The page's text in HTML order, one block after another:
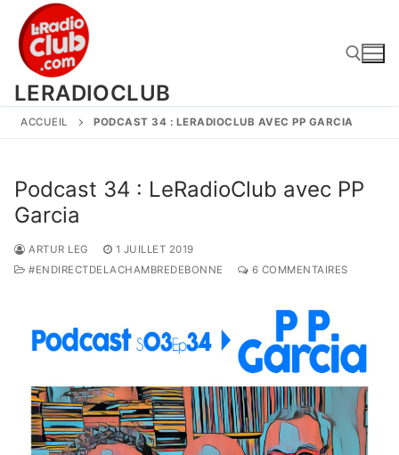
contenu
LERADIOCLUB
Rechercher :
ACCUEIL PODCAST 34 : LERADIOCLUB AVEC PP GARCIA
Podcast 34 : LeRadioClub avec PP
Garcia
ARTUR LEG
1 JUILLET 2019
#ENDIRECTDELACHAMBREDEBONNE
6 COMMENTAIRES